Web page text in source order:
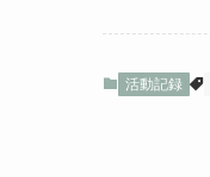
活動記録